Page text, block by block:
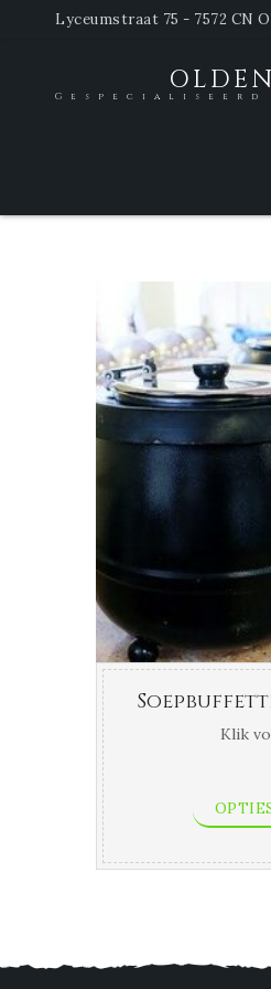
Lyceumstraat 75 - 7572 CN
Klik